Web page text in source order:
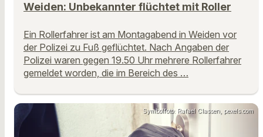
Weiden: Unbekannter flüchtet mit Roller
Ein Rollerfahrer ist am Montagabend in Weiden vor
der Polizei zu Fuß geflüchtet. Nach Angaben der
Polizei waren gegen 19.50 Uhr mehrere Rollerfahrer
gemeldet worden, die im Bereich des …
Symbolfoto: Rafael Classen, pexels.com